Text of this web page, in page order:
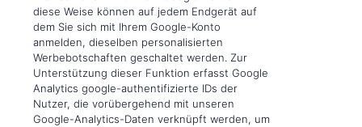
diese Weise können auf jedem Endgerät auf
dem Sie sich mit Ihrem Google-Konto
anmelden, dieselben personalisierten
Werbebotschaften geschaltet werden. Zur
Unterstützung dieser Funktion erfasst Google
Analytics google-authentifizierte IDs der
Nutzer, die vorübergehend mit unseren
Google-Analytics-Daten verknüpft werden, um